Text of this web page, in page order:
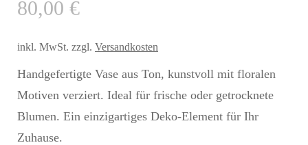
80,00 €
inkl. MwSt. zzgl. Versandkosten
Handgefertigte Vase aus Ton, kunstvoll mit floralen
Motiven verziert. Ideal für frische oder getrocknete
Blumen. Ein einzigartiges Deko-Element für Ihr
Zuhause.